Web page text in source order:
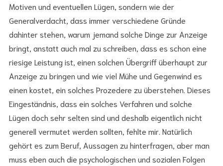
Motiven und eventuellen Lügen, sondern wie der
Generalverdacht, dass immer verschiedene Gründe
dahinter stehen, warum jemand solche Dinge zur Anzeige
bringt, anstatt auch mal zu schreiben, dass es schon eine
riesige Leistung ist, einen solchen Übergriff überhaupt zur
Anzeige zu bringen und wie viel Mühe und Gegenwind es
einen kostet, ein solches Prozedere zu überstehen. Dieses
Eingeständnis, dass ein solches Verfahren und solche
Lügen doch sehr selten sind und deshalb eigentlich nicht
generell vermutet werden sollten, fehlte mir. Natürlich
gehört es zum Beruf, Aussagen zu hinterfragen, aber man
muss eben auch die psychologischen und sozialen Folgen